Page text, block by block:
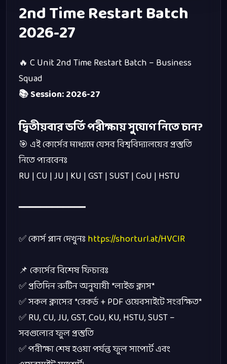
2nd Time Restart Batch
2026-27
🔥 C Unit 2nd Time Restart Batch – Business
Squad
📚Session: 2026-27
দ্বিতীয়বারভর্তিপরীক্ষায়সুযোগনিতেচান?
🎯এইকোর্সেরমাধ্যমেযেসববিশ্ববিদ্যালয়েরপ্রস্তুতি
নিতেপারবেনঃ
RU | CU | JU | KU | GST | SUST | CoU | HSTU
━━━━━━━━━━━━
✅কোর্সপ্লানদেখুনঃhttps://shorturl.at/HVCIR
📌কোর্সেরবিশেষফিচারঃ
✅প্রতিদিনরুটিনঅনুযায়ী*লাইভক্লাস*
✅সকলক্লাসের*রেকর্ড+ PDFওয়েবসাইটেসংরক্ষিত*
✅RU, CU, JU, GST, CoU, KU, HSTU, SUST –
সবগুলোরফুলপ্রস্তুতি
✅পরীক্ষাশেষহওয়াপর্যন্তফুলসাপোর্টএবং